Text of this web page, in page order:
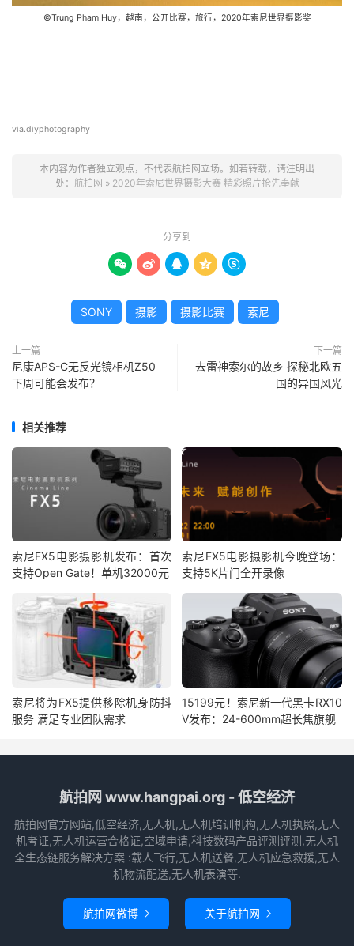
©Trung Pham Huy，越南，公开比赛，旅行，2020年索尼世界摄影奖
via.diyphotography
本内容为作者独立观点，不代表航拍网立场。如若转载，请注明出
处： 航拍网 » 2020年索尼世界摄影大赛 精彩照片抢先奉献
分享到
    
SONY 摄影 摄影比赛 索尼
上一篇
尼康APS-C无反光镜相机Z50
下周可能会发布？
下一篇
去雷神索尔的故乡 探秘北欧五
国的异国风光
相关推荐
索尼FX5电影摄影机发布：首次
支持Open Gate！单机32000元
索尼FX5电影摄影机今晚登场：
支持5K片门全开录像
索尼将为FX5提供移除机身防抖
服务 满足专业团队需求
15199元！索尼新一代黑卡RX10
V发布：24-600mm超长焦旗舰
航拍网 www.hangpai.org - 低空经济
航拍网官方网站,低空经济,无人机,无人机培训机构,无人机执照,无人
机考证,无人机运营合格证,空域申请,科技数码产品评测评测,无人机
全生态链服务解决方案 :载人飞行,无人机送餐,无人机应急救援,无人
机物流配送,无人机表演等.
航拍网微博  关于航拍网 